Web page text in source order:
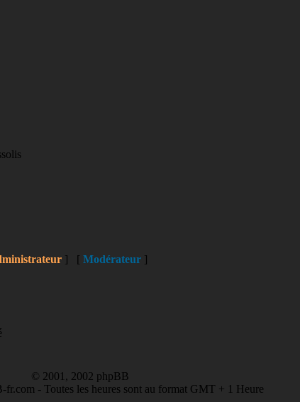
] [ Modérateur]
© 2001, 2002 phpBB
- Toutes les heures sont au format GMT + 1 Heure